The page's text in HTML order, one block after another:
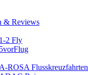
& Reviews
1-2 Fly
5vorFlug
A-ROSA Flusskreuzfahrten